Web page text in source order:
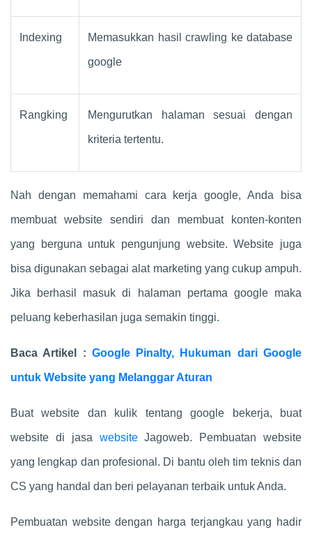
Indexing Memasukkan hasil crawling ke database
google
Rangking Mengurutkan halaman sesuai dengan
kriteria tertentu.
Nah dengan memahami cara kerja google, Anda bisa
membuat website sendiri dan membuat konten-konten
yang berguna untuk pengunjung website. Website juga
bisa digunakan sebagai alat marketing yang cukup ampuh.
Jika berhasil masuk di halaman pertama google maka
peluang keberhasilan juga semakin tinggi.
Baca Artikel : Google Pinalty, Hukuman dari Google
untuk Website yang Melanggar Aturan
Buat website dan kulik tentang google bekerja, buat
website di jasa websiteJagoweb. Pembuatan website
yang lengkap dan profesional. Di bantu oleh tim teknis dan
CS yang handal dan beri pelayanan terbaik untuk Anda.
Pembuatan website dengan harga terjangkau yang hadir